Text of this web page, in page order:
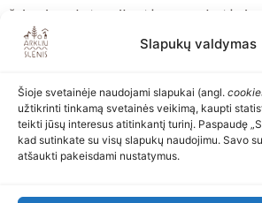
Slapukų valdymas
Šioje svetainėje naudojami slapukai (angl.
užtikrinti tinkamą svetainės veikimą, kaupti
teikti jūsų interesus atitinkantį turinį. Paspaudę
kad sutinkate su visų slapukų naudojimu. Savo
atšaukti pakeisdami nustatymus.
šeimoje, vyksta vaikystės, paauglystės ir
Vyksta pamokos, ir kiekvieną dieną jos
Svarbiausia, kad kiekvienas bandos
ir vaidmenį – senelio, tetos ar anūkės, – ir
ramūs bei orūs. Šeima – tvirta, arkliška.